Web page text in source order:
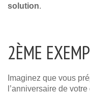
solution.
2ÈME
Imaginez que vous
l’anniversaire de